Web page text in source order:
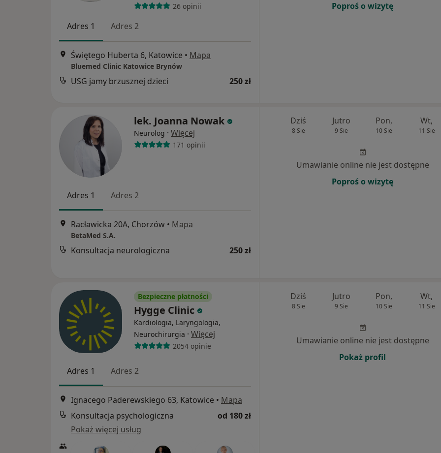
26 opinii
Adres 1 Adres 2
Świętego Huberta 6, Katowice • Mapa
Bluemed Clinic Katowice Brynów
USG jamy brzusznej dzieci 250 zł
Poproś o wizytę
lek. Joanna Nowak
Neurolog · Więcej
171 opinii
Adres 1 Adres 2
Racławicka 20A, Chorzów • Mapa
BetaMed S.A.
Konsultacja neurologiczna 250 zł
Dziś
8 Sie
Jutro
9 Sie
Pon,
10 Sie
Wt,
11 Sie
Umawianie online nie jest dostępne
Poproś o wizytę
Bezpieczne płatności
Hygge Clinic
Kardiologia, Laryngologia,
Neurochirurgia · Więcej
2054 opinie
Adres 1 Adres 2
Ignacego Paderewskiego 63, Katowice • Mapa
Konsultacja psychologiczna
od 180 zł
Pokaż więcej usług
Dziś
8 Sie
Jutro
9 Sie
Pon,
10 Sie
Wt,
11 Sie
Umawianie online nie jest dostępne
Pokaż profil